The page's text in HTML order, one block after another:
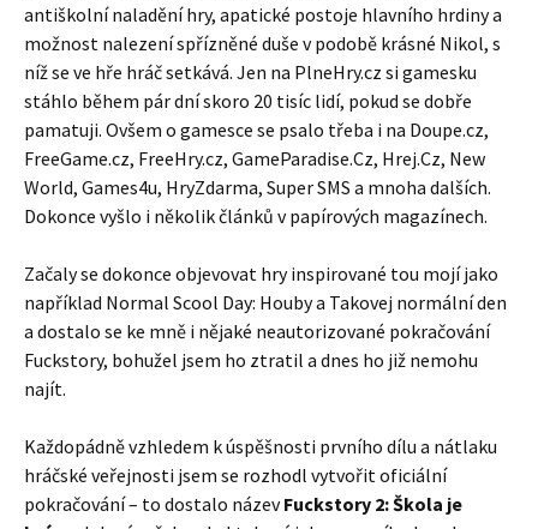
antiškolní naladění hry, apatické postoje hlavního hrdiny a
možnost nalezení spřízněné duše v podobě krásné Nikol, s
níž se ve hře hráč setkává. Jen na PlneHry.cz si gamesku
stáhlo během pár dní skoro 20 tisíc lidí, pokud se dobře
pamatuji. Ovšem o gamesce se psalo třeba i na Doupe.cz,
FreeGame.cz, FreeHry.cz, GameParadise.Cz, Hrej.Cz, New
World, Games4u, HryZdarma, Super SMS a mnoha dalších.
Dokonce vyšlo i několik článků v papírových magazínech.
Začaly se dokonce objevovat hry inspirované tou mojí jako
například Normal Scool Day: Houby a Takovej normální den
a dostalo se ke mně i nějaké neautorizované pokračování
Fuckstory, bohužel jsem ho ztratil a dnes ho již nemohu
najít.
Každopádně vzhledem k úspěšnosti prvního dílu a nátlaku
hráčské veřejnosti jsem se rozhodl vytvořit oficiální
pokračování – to dostalo názevFuckstory 2: Škola je